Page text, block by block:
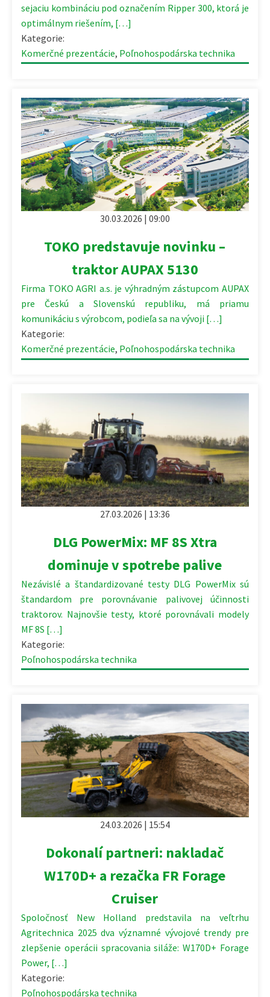
sejaciu kombináciu pod označením Ripper 300, ktorá je
optimálnym riešením, […]
Kategorie:
Komerčné prezentácie, Poľnohospodárska technika
30.03.2026 | 09:00
TOKO predstavuje novinku –
traktor AUPAX 5130
Firma TOKO AGRI a.s. je výhradným zástupcom AUPAX
pre Českú a Slovenskú republiku, má priamu
komunikáciu s výrobcom, podieľa sa na vývoji […]
Kategorie:
Komerčné prezentácie, Poľnohospodárska technika
27.03.2026 | 13:36
DLG PowerMix: MF 8S Xtra
dominuje v spotrebe palive
Nezávislé a štandardizované testy DLG PowerMix sú
štandardom pre porovnávanie palivovej účinnosti
traktorov. Najnovšie testy, ktoré porovnávali modely
MF 8S […]
Kategorie:
Poľnohospodárska technika
24.03.2026 | 15:54
Dokonalí partneri: nakladač
W170D+ a rezačka FR Forage
Cruiser
Spoločnosť New Holland predstavila na veľtrhu
Agritechnica 2025 dva významné vývojové trendy pre
zlepšenie operácii spracovania siláže: W170D+ Forage
Power, […]
Kategorie:
Poľnohospodárska technika